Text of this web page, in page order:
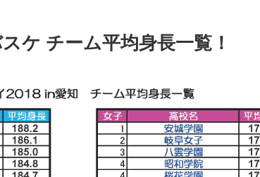
ケ チーム平均身長一覧！